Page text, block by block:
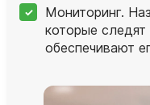
Мониторинг.
которые
обеспечивают